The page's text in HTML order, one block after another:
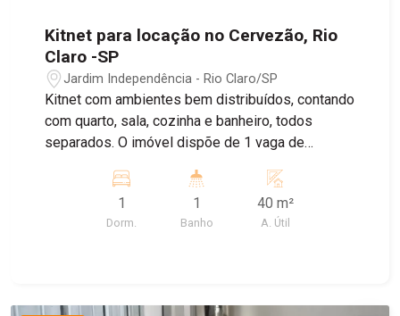
Kitnet para locação no Cervezão, Rio
Claro -SP
Jardim Independência - Rio Claro/SP
Kitnet com ambientes bem distribuídos, contando
com quarto, sala, cozinha e banheiro, todos
separados. O imóvel dispõe de 1 vaga de
100,00 referente à energia, e água cobrada
conforme o consumo.
1
Dorm.
1
Banho
40 m²
A. Útil